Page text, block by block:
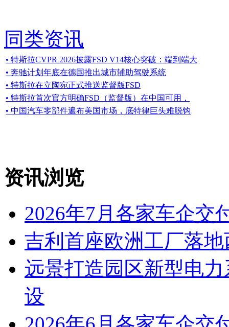
同类资讯
• 特斯拉CVPR 2026披露FSD V14核心突破：端到端大
• 奔驰计划年底在德国推出城市辅助驾驶系统
• 特斯拉在立陶宛正式推送监督版FSD
• 特斯拉首次官方明确FSD（监督版）在中国可用，
• 中国汽车零部件遍布美国市场，底特律巨头难脱钩
资讯浏览
2026年7月各家车企交
吉利首座欧洲工厂落
远景打造园区新型电
设